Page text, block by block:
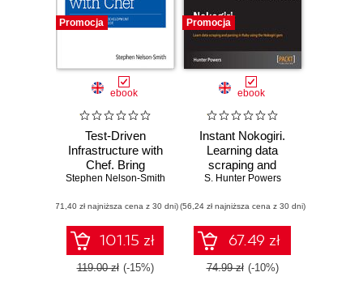
Promocja
ebook
Test-Driven
Infrastructure with
Chef. Bring
Behavior-Driven
Infrastructure as
Code. 2nd Edition
Stephen Nelson-Smith
(71,40 zł najniższa cena z 30 dni)
101.15 zł
119.00 zł (-15%)
Promocja
ebook
Instant Nokogiri.
Learning data
scraping and
parsing in Ruby
gem
S. Hunter Powers
(56,24 zł najniższa cena z 30 dni)
67.49 zł
74.99 zł (-10%)